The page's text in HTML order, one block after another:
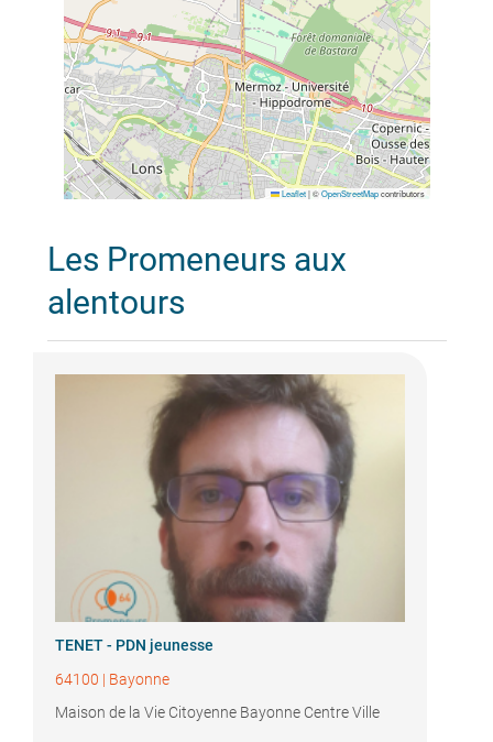
Leaflet |©OpenStreetMapcontributors
Les Promeneurs aux
alentours
TENET - PDN jeunesse
64100 | Bayonne
Maison de la Vie Citoyenne Bayonne Centre Ville